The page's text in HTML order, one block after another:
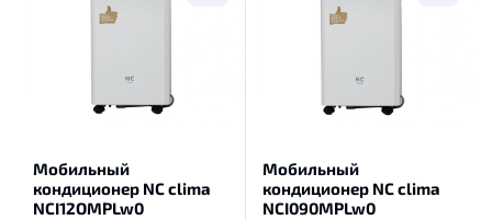
Мобильный
кондиционер NC clima
NCI12ОMPLw0
Мобильный
кондиционер NC clima
NCI090MPLw0